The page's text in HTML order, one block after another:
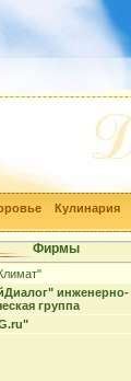
Кулинария
Фирмы
инженерно-
группа